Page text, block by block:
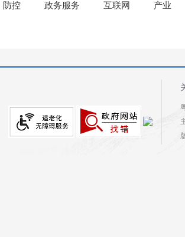
防控 政务服务 互联网 产业